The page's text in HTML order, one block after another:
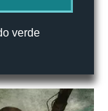
verde